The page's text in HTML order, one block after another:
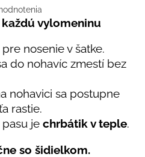
vylomeninu
nosenie v šatke.
do nohavíc zmestí bez
nohavici sa postupne
rastie.
je chrbátik v teple.
so šidielkom.